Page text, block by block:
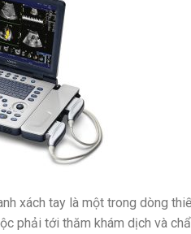
xách tay là một trong dòng
phải tới thăm khám dịch và